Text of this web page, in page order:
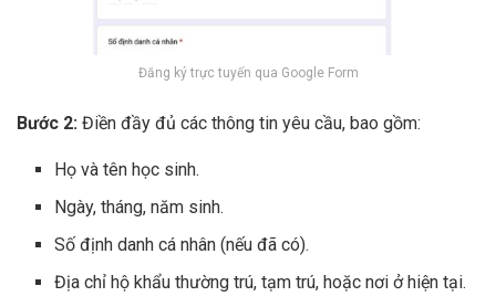
Đăng ký trực tuyến qua Google Form
Bước 2: Điền đầy đủ các thông tin yêu cầu, bao gồm:
Họ và tên học sinh.
Ngày, tháng, năm sinh.
Số định danh cá nhân (nếu đã có).
Địa chỉ hộ khẩu thường trú, tạm trú, hoặc nơi ở hiện tại.